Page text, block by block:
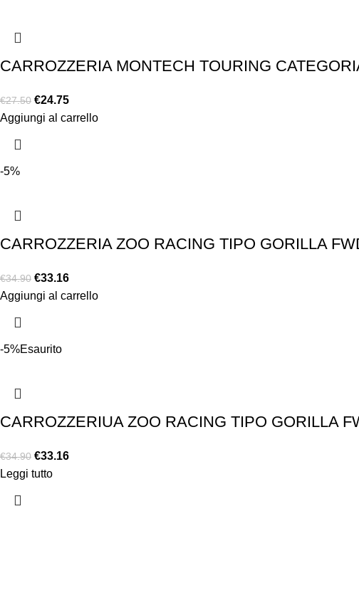
CARROZZERIA MONTECH TOURING
€27.50 €24.75
Aggiungi al carrello
-5%
CARROZZERIA ZOO RACING TIPO GORILLA
€34.90 €33.16
Aggiungi al carrello
-5%Esaurito
CARROZZERIUA ZOO RACING TIPO GORILLA
€34.90 €33.16
Leggi tutto